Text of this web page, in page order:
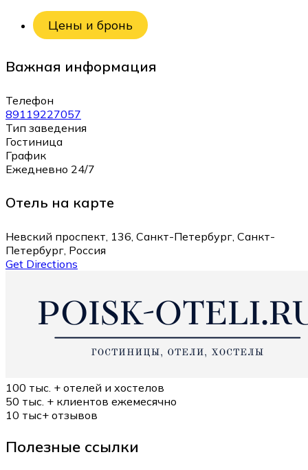
Цены и бронь
Важная информация
Телефон
89119227057
Тип заведения
Гостиница
График
Ежедневно 24/7
Отель на карте
Невский проспект, 136, Санкт-Петербург, Санкт-
Петербург, Россия
Get Directions
100 тыс. + отелей и хостелов
50 тыс. + клиентов ежемесячно
10 тыс+ отзывов
Полезные ссылки